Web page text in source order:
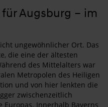
Augsburg – im
ungewöhnlicher Ort. Das
die eine der ältesten
des Mittelalters war
Metropolen des Heiligen
und von hier lenkten die
zwischenzeitlich
Innerhalb Bayerns